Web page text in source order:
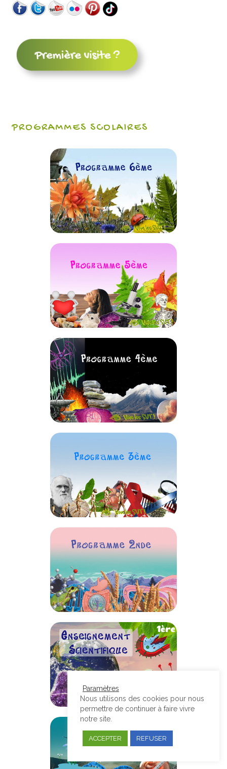
PROGRAMMES SCOLAIRES
Paramètres
Nous utilisons des cookies pour nous
permettre de continuer à faire vivre
notre site.
ACCEPTER REFUSER